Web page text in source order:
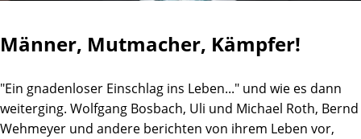
Männer, Mutmacher, Kämpfer!
"Ein gnadenloser Einschlag ins Leben..." und wie es dann
weiterging. Wolfgang Bosbach, Uli und Michael Roth, Bernd
Wehmeyer und andere berichten von ihrem Leben vor,